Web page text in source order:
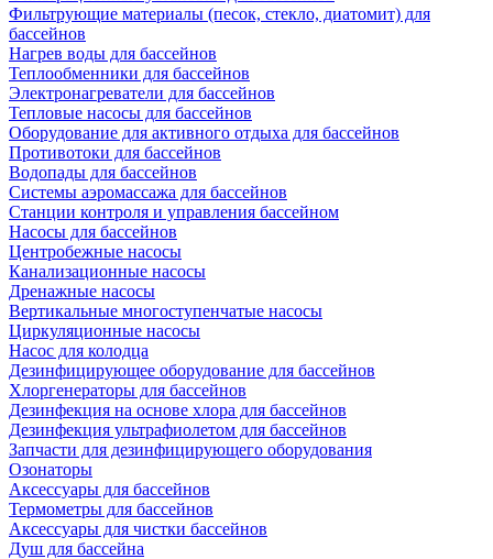
Фильтрующие материалы (песок, стекло, диатомит) для
бассейнов
Нагрев воды для бассейнов
Теплообменники для бассейнов
Электронагреватели для бассейнов
Тепловые насосы для бассейнов
Оборудование для активного отдыха для бассейнов
Противотоки для бассейнов
Водопады для бассейнов
Системы аэромассажа для бассейнов
Станции контроля и управления бассейном
Насосы для бассейнов
Центробежные насосы
Канализационные насосы
Дренажные насосы
Вертикальные многоступенчатые насосы
Циркуляционные насосы
Насос для колодца
Дезинфицирующее оборудование для бассейнов
Хлоргенераторы для бассейнов
Дезинфекция на основе хлора для бассейнов
Дезинфекция ультрафиолетом для бассейнов
Запчасти для дезинфицирующего оборудования
Озонаторы
Аксессуары для бассейнов
Термометры для бассейнов
Аксессуары для чистки бассейнов
Душ для бассейна